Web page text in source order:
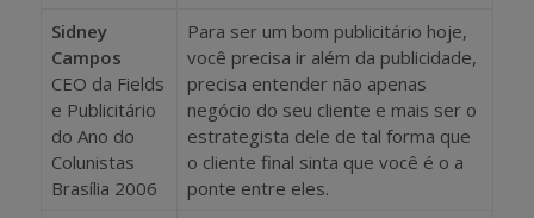
Sidney
Campos
CEO da Fields
e Publicitário
do Ano do
Colunistas
Brasília 2006
Para ser um bom publicitário hoje,
você precisa ir além da publicidade,
precisa entender não apenas
negócio do seu cliente e mais ser o
estrategista dele de tal forma que
o cliente final sinta que você é o a
ponte entre eles.